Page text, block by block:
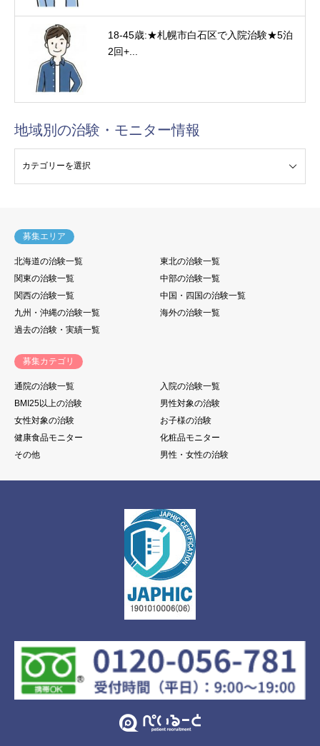
18-45歳:★札幌市白石区で入院治験★5泊
2回+...
地域別の治験・モニター情報
募集エリア
北海道の治験一覧
東北の治験一覧
関東の治験一覧
中部の治験一覧
関西の治験一覧
中国・四国の治験一覧
九州・沖縄の治験一覧
海外の治験一覧
過去の治験・実績一覧
募集カテゴリ
通院の治験一覧
入院の治験一覧
BMI25以上の治験
男性対象の治験
女性対象の治験
お子様の治験
健康食品モニター
化粧品モニター
その他
男性・女性の治験